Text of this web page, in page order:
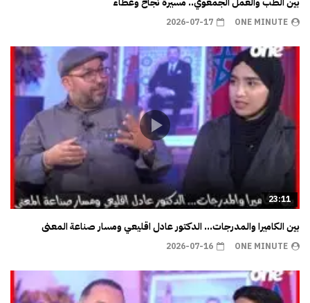
ONE MINUTE
2026-07-17
23:11
بين الكاميرا والمدرجات… الدكتور عادل اقليعي ومسار صناعة المعنى
ONE MINUTE
2026-07-16